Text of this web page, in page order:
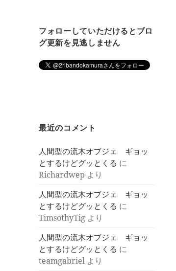
フォローしていただけるとブロ
グ更新を見逃しません
最近のコメント
人間型の流木オブジェ ギョッ
とするけどグッとくる に
Richardwep より
人間型の流木オブジェ ギョッ
とするけどグッとくる に
TimsothyTig より
人間型の流木オブジェ ギョッ
とするけどグッとくる に
teamgabriel より